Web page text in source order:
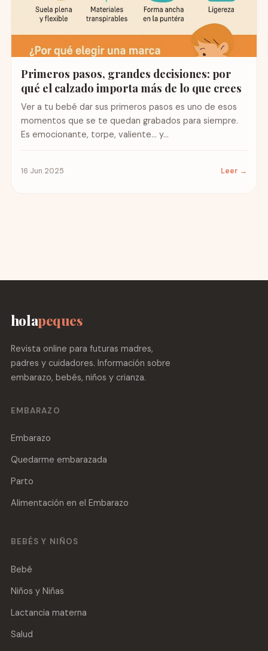
Primeros pasos, grandes decisiones: por
qué el calzado importa más de lo que crees
Ver a tu bebé dar sus primeros pasos es uno de esos
momentos que se te quedan grabados para siempre.
Es emocionante, torpe, valiente… y...
16 Jun 2025 Leer →
holapeques
Revista online para futuras madres,
padres y cuidadores. Información sobre
embarazo, bebés, niños y crianza.
EMBARAZO
Embarazo
Quedarme embarazada
Parto
Alimentación en el Embarazo
BEBÉS Y NIÑOS
Bebé
Niños y Niñas
Lactancia materna
Salud